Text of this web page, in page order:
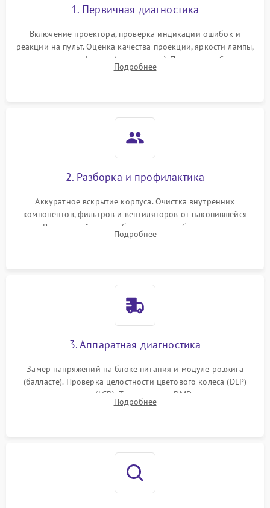
1. Первичная диагностика
Включение проектора, проверка индикации ошибок и
реакции на пульт. Оценка качества проекции, яркости лампы,
наличия артефактов (точки, пятна). Проверка работы
системы охлаждения по уровню шума вентиляторов.
Подробнее
2. Разборка и профилактика
Аккуратное вскрытие корпуса. Очистка внутренних
компонентов, фильтров и вентиляторов от накопившейся
пыли. Визуальный осмотр блока питания, балласта лампы и
материнской платы на наличие прогаров или вздутых
Подробнее
3. Аппаратная диагностика
Замер напряжений на блоке питания и модуле розжига
(балласте). Проверка целостности цветового колеса (DLP)
или поляризаторов (LCD). Тестирование DMD-чипа, датчиков
температуры и оптопар с помощью мультиметра и
Подробнее